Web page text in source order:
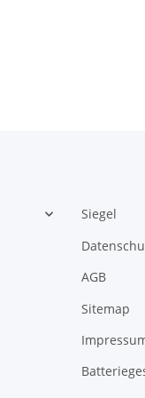
Siegel
AGB
Sitemap